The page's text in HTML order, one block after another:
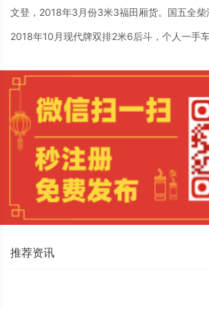
文登，2018年3月份3米3福田厢货。国五全柴
2018年10月现代牌双排2米6后斗，个人一手
推荐资讯